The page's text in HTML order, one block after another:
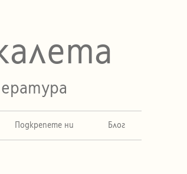
Подкрепете ни Блог